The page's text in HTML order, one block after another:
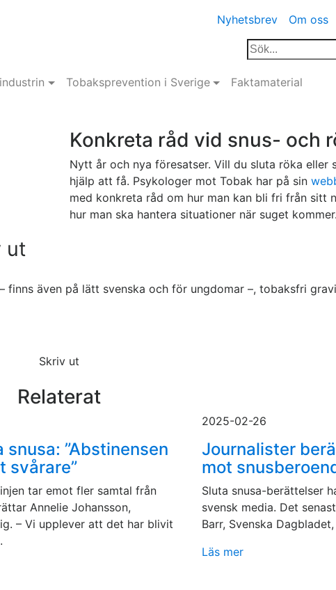
Nyhetsbrev Om oss
Tobaksprevention i Sverige
Faktamaterial
Konkreta råd vid snus- och
Nytt år och nya föresatser. Vill du sluta röka eller
hjälp att få. Psykologer mot Tobak har på sin
med konkreta råd om hur man kan bli fri från sitt
hur man ska hantera situationer när suget kommer.
ut
finns även på lätt svenska och för ungdomar –, tobaksfri
Skriv ut
Relaterat
snusa: ”Abstinensen
svårare”
tar emot fler samtal från
Annelie Johansson,
– Vi upplever att det har blivit
2025-02-26
Journalister
mot
Sluta snusa-berättelser
svensk media. Det
Barr, Svenska
Läs mer